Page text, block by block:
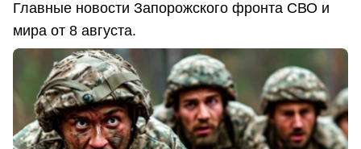
Главные новости Запорожского фронта СВО и
мира от 8 августа.